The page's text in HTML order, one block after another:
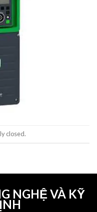
closed.
NGHỆ VÀ KỸ